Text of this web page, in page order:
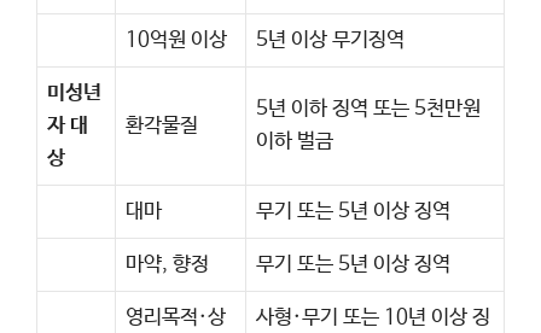
10억원 이상 5년 이상 무기징역
미성년
자 대
상
환각물질
5년 이하 징역 또는 5천만원
이하 벌금
대마 무기 또는 5년 이상 징역
마약, 향정 무기 또는 5년 이상 징역
영리목적·상
사형·무기 또는 10년 이상 징